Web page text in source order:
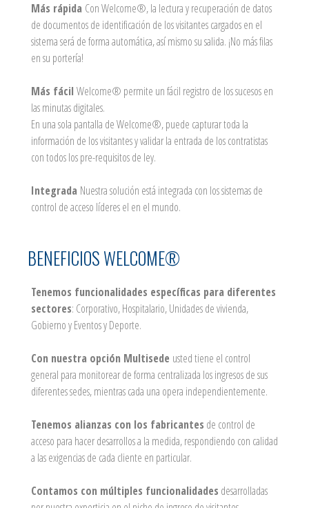
Más rápida Con Welcome®, la lectura y recuperación de datos
de documentos de identificación de los visitantes cargados en el
sistema será de forma automática, así mismo su salida. ¡No más filas
en su portería!
Más fácil Welcome® permite un fácil registro de los sucesos en
las minutas digitales.
En una sola pantalla de Welcome®, puede capturar toda la
información de los visitantes y validar la entrada de los contratistas
con todos los pre-requisitos de ley.
Integrada Nuestra solución está integrada con los sistemas de
control de acceso líderes el en el mundo.
BENEFICIOS WELCOME®
Tenemos funcionalidades específicas para diferentes
sectores: Corporativo, Hospitalario, Unidades de vivienda,
Gobierno y Eventos y Deporte.
Con nuestra opción Multisede usted tiene el control
general para monitorear de forma centralizada los ingresos de sus
diferentes sedes, mientras cada una opera independientemente.
Tenemos alianzas con los fabricantes de control de
acceso para hacer desarrollos a la medida, respondiendo con calidad
a las exigencias de cada cliente en particular.
Contamos con múltiples funcionalidades desarrolladas